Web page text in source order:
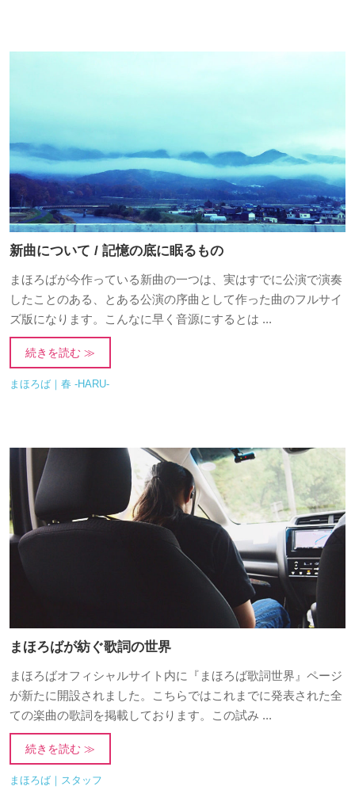
新曲について / 記憶の底に眠るもの
まほろばが今作っている新曲の一つは、実はすでに公演で演奏
したことのある、とある公演の序曲として作った曲のフルサイ
ズ版になります。こんなに早く音源にするとは ...
続きを読む ≫
まほろば｜春 -HARU-
まほろばが紡ぐ歌詞の世界
まほろばオフィシャルサイト内に『まほろば歌詞世界』ページ
が新たに開設されました。こちらではこれまでに発表された全
ての楽曲の歌詞を掲載しております。この試み ...
続きを読む ≫
まほろば｜スタッフ